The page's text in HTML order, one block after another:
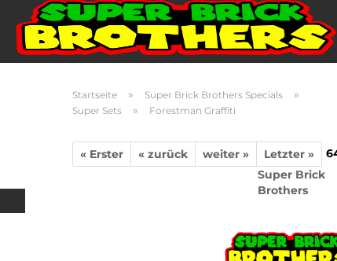
Startseite » Super Brick Brothers Specials »
Super Sets » Forestman Graffiti
« Erster « zurück weiter » Letzter »
Super Brick
Brothers